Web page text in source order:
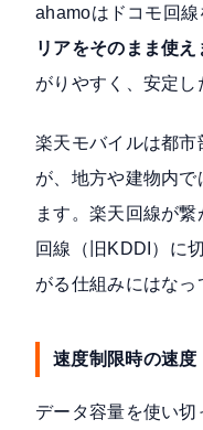
ahamoはドコモ回線
リアをそのまま使え
がりやすく、安定し
楽天モバイルは都
が、地方や建物内で
ます。楽天回線が
回線（旧KDDI）に
がる仕組みにはなっ
速度制限時の速度
データ容量を使い